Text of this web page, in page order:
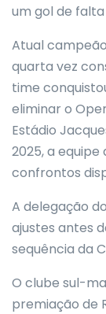
um gol de
Atual
quarta vez
time
eliminar o
Estádio
2025, a
confrontos
A delegação
ajustes antes
sequência da
O clube sul-
premiação de